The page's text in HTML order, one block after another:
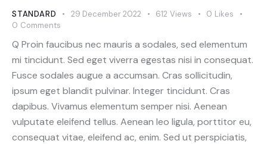
STANDARD 29 December 2022 612 Views 0 Likes
0 Comments
Q Proin faucibus nec mauris a sodales, sed elementum
mi tincidunt. Sed eget viverra egestas nisi in consequat.
Fusce sodales augue a accumsan. Cras sollicitudin,
ipsum eget blandit pulvinar. Integer tincidunt. Cras
dapibus. Vivamus elementum semper nisi. Aenean
vulputate eleifend tellus. Aenean leo ligula, porttitor eu,
consequat vitae, eleifend ac, enim. Sed ut perspiciatis,